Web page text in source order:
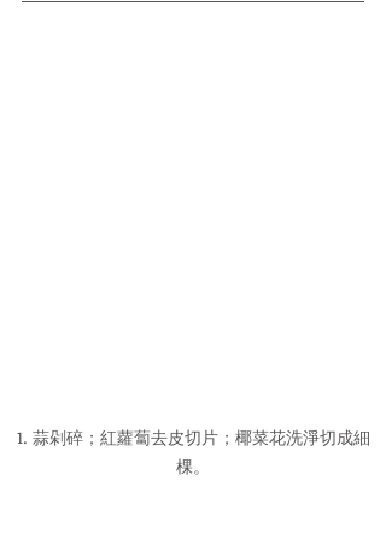
1. 蒜剁碎；紅蘿蔔去皮切片；椰菜花洗淨切成細
棵。